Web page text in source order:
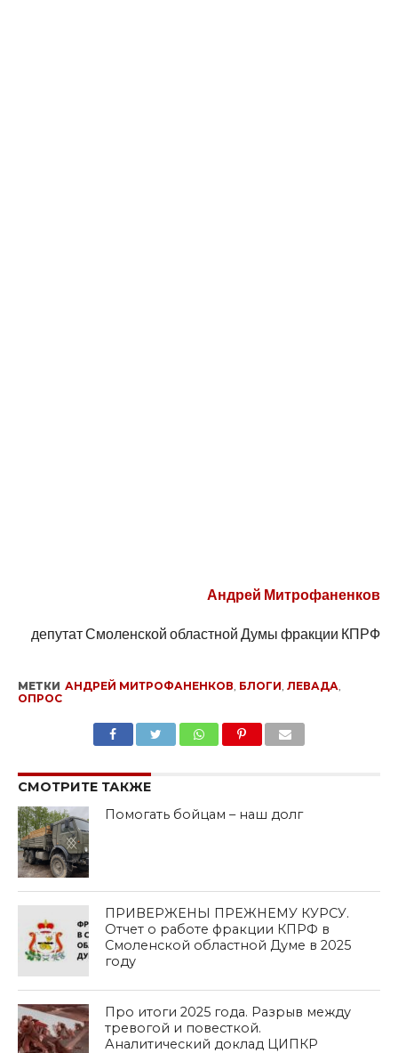
Андрей Митрофаненков
депутат Смоленской областной Думы фракции КПРФ
МЕТКИ АНДРЕЙ МИТРОФАНЕНКОВ БЛОГИ ЛЕВАДА
ОПРОС
СМОТРИТЕ ТАКЖЕ
Помогать бойцам – наш долг
ПРИВЕРЖЕНЫ ПРЕЖНЕМУ КУРСУ.
Отчет о работе фракции КПРФ в
Смоленской областной Думе в 2025
году
Про итоги 2025 года. Разрыв между
тревогой и повесткой.
Аналитический доклад ЦИПКР